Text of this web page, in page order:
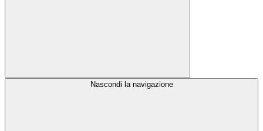
Nascondi la navigazione